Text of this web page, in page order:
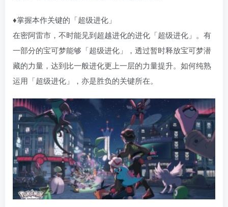
♦掌握本作关键的「超级进化」
在密阿雷市，不时能见到超越进化的进化「超级进化」。有
一部分的宝可梦能够「超级进化」，透过暂时释放宝可梦潜
藏的力量，达到比一般进化更上一层的力量提升。如何纯熟
运用「超级进化」，亦是胜负的关键所在。